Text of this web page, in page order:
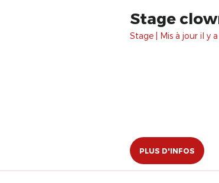
Stage
Stage | Mis à jour il y
PLUS D'INFOS